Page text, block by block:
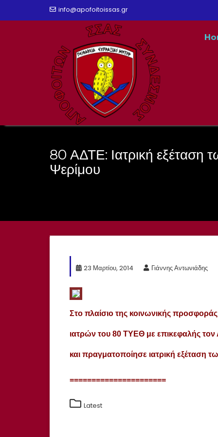
info@apofoitoissas.gr
80 ΑΔΤΕ: Ιατρική εξέταση
Ψερίμου
23 Μαρτίου, 2014 Γιάννης Αντωνιάδης
Στo πλαίσιo της κοινωνικής
ιατρών του 80 ΤΥΕΘ με επικεφαλής
και πραγματοποίησε ιατρική εξέταση
======================
Latest